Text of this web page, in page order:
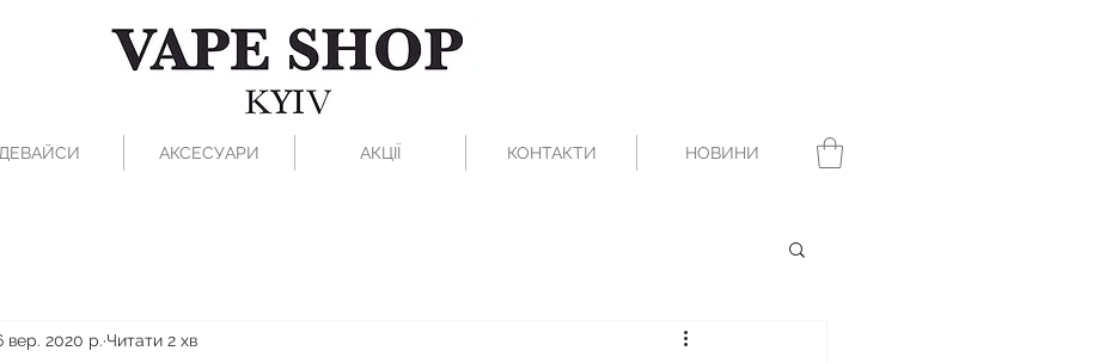
ДЕВАЙСИ АКСЕСУАРИ АКЦІЇ КОНТАКТИ НОВИНИ
вер. 2020 р. Читати 2 хв